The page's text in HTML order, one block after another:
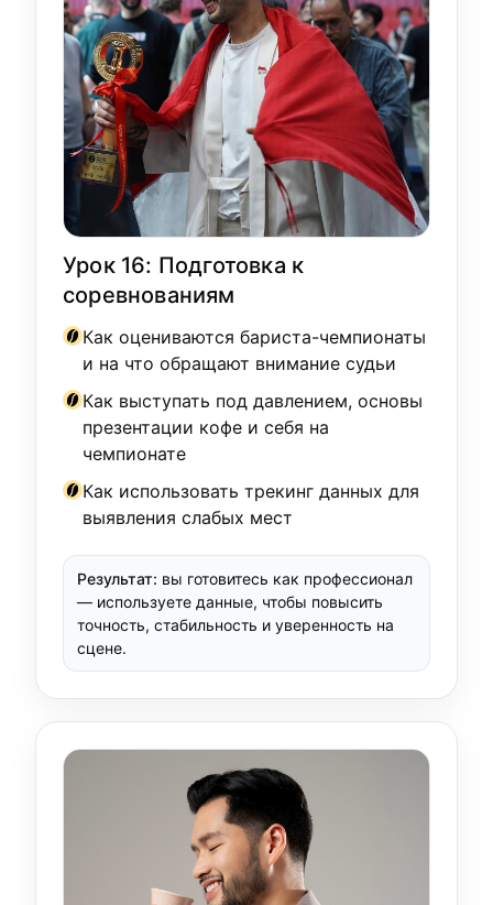
Урок 16: Подготовка к
соревнованиям
Как оцениваются бариста-чемпионаты
и на что обращают внимание судьи
Как выступать под давлением, основы
презентации кофе и себя на
чемпионате
Как использовать трекинг данных для
выявления слабых мест
Результат: вы готовитесь как профессионал
— используете данные, чтобы повысить
точность, стабильность и уверенность на
сцене.